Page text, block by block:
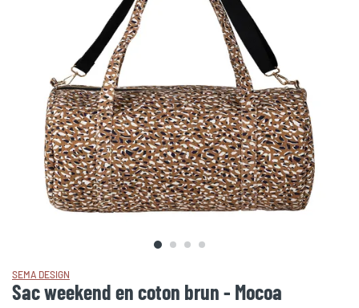
Zoomer sur l'image
SEMA DESIGN
Sac weekend en coton brun - Mocoa